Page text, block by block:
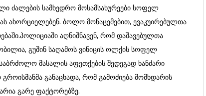
ძალების სამხედრო მოსამსახურეები სოფელ
ახორციელებენ. ბოლო მონაცემებით, ევაკუირებულთა
აღნიშნავენ, რომ დაშავებულთა
გუშინ საღამოს ვინიცის ოლქის სოფელ
მასალის აფეთქების შედეგად ხანძარი
განაცხადა, რომ გამოძიება მომხდარის
გარე ფაქტორებზე.